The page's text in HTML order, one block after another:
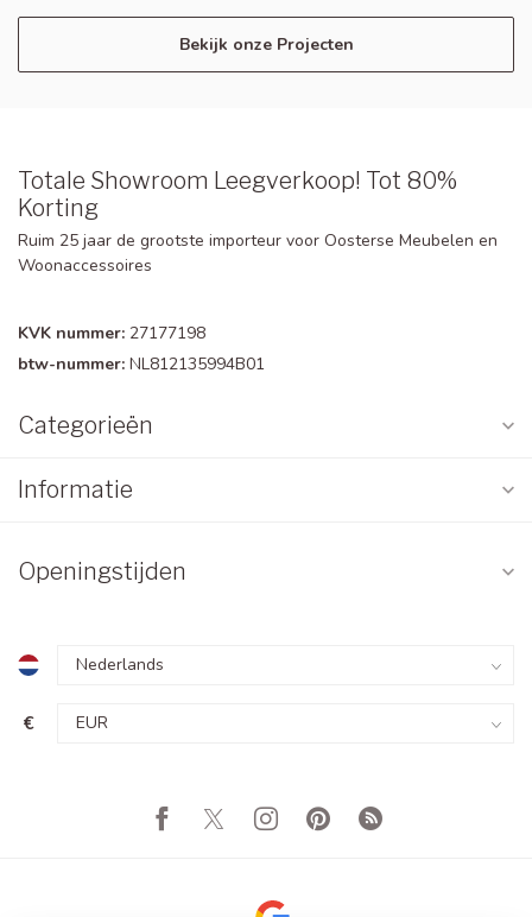
Bekijk onze Projecten
Totale Showroom Leegverkoop! Tot 80%
Korting
Ruim 25 jaar de grootste importeur voor Oosterse Meubelen en
Woonaccessoires
KVK nummer: 27177198
btw-nummer: NL812135994B01
Categorieën
Informatie
Openingstijden
€